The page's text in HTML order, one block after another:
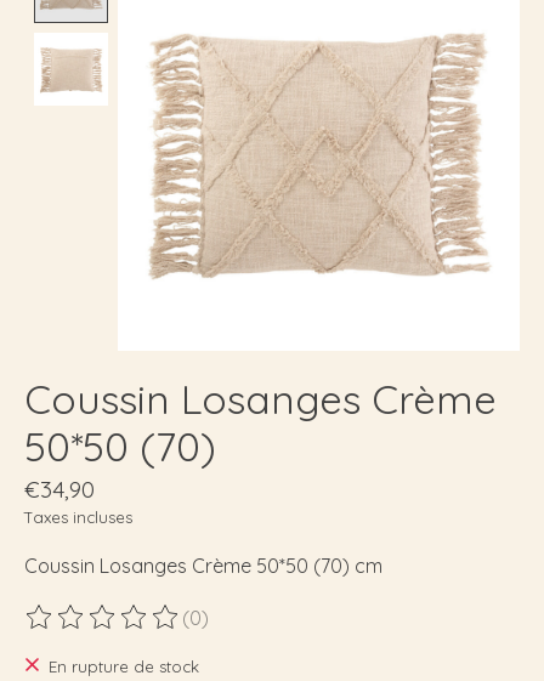
Coussin Losanges Crème
50*50 (70)
€34,90
Taxes incluses
Coussin Losanges Crème 50*50 (70) cm
Ce produit est évalué à
(0)
En rupture de stock